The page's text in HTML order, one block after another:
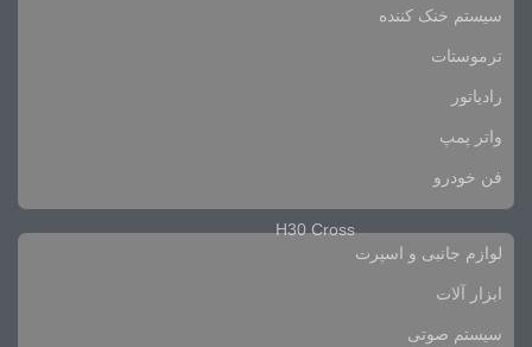
سیستم خنک کننده
ترموستات
رادیاتور
واتر پمپ
فن خودرو
لوازم جانبی و اسپرت
H30 Cross
ابزار آلات
سیستم صوتی